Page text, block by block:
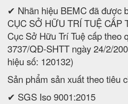
✔ Nhãn hiệu BEMC đã được
CỤC SỞ HỮU TRÍ TUỆ CẤP
Cục Sở Hữu Trí Tuệ cấp theo
3737/QĐ-SHTT ngày 24/2/
hiệu số: 120132)
Sản phẩm sản xuất theo tiêu
✔ SGS Iso 9001:2015